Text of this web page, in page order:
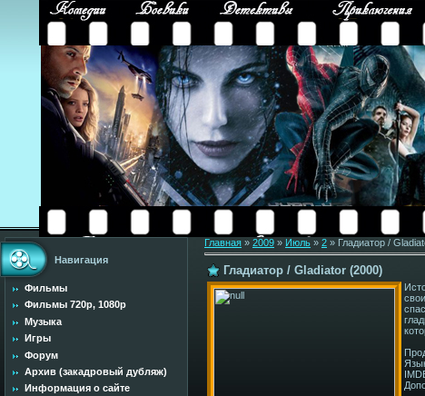
Навигация
Фильмы
Фильмы 720p, 1080p
Музыка
Игры
Форум
Архив (закадровый дубляж)
Информация о сайте
Главная » 2009 » Июль » 2 » Гладиатор /
Гладиатор / Gladiator (2000)